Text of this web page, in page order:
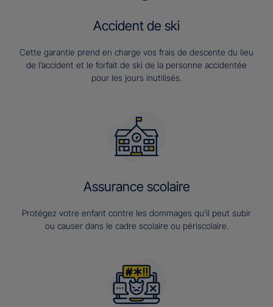
Accident de ski
Cette garantie prend en charge vos frais de descente du lieu
de l’accident et le forfait de ski de la personne accidentée
pour les jours inutilisés.
Assurance scolaire
Protégez votre enfant contre les dommages qu’il peut subir
ou causer dans le cadre scolaire ou périscolaire.